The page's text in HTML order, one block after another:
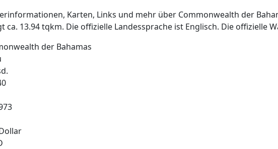
Karten, Links und mehr über Commonwealth der
ca. 13.94 tqkm. Die offizielle Landessprache ist Englisch. Die offizielle
der Bahamas